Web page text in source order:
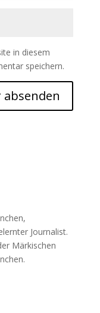
in diesem
speichern.
Journalist.
Märkischen